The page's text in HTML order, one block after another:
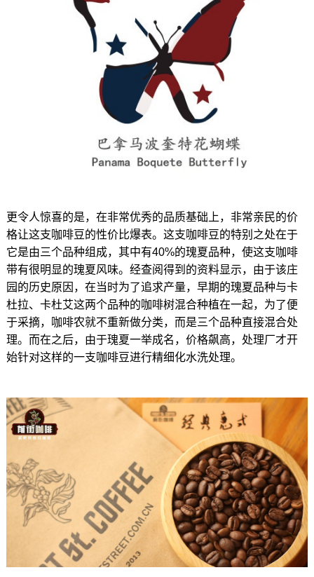
更令人惊喜的是，在非常优秀的品质基础上，非常亲民的价
格让这支咖啡豆的性价比爆表。这支咖啡豆的特别之处在于
它是由三个品种组成，其中有40%的瑰夏品种，使这支咖啡
带有很明显的瑰夏风味。经查阅得到的资料显示，由于该庄
园的历史原因，在当时为了追求产量，早期的瑰夏品种与卡
杜拉、卡杜艾这两个品种的咖啡树混合种植在一起，为了便
于采摘，咖啡农就不重新做分类，而是三个品种直接混合处
理。而在之后，由于瑰夏一举成名，价格飙高，处理厂才开
始针对这样的一支咖啡豆进行精细化水洗处理。